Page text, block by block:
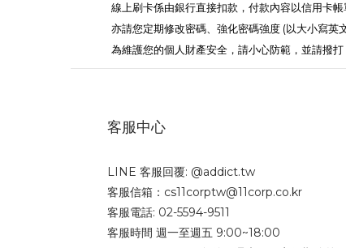
線上刷卡係由銀行直接扣款，付款內容以信用卡
亦請您定期修改密碼、強化密碼強度 (以大小寫英
為維護您的個人財產安全，請小心防範，並請撥
客服中心
LINE 客服回覆: @addict.tw
客服信箱：cs11corptw@11corp.co.kr
客服電話: 02-5594-9511
客服時間 週一至週五 9:00~18:00